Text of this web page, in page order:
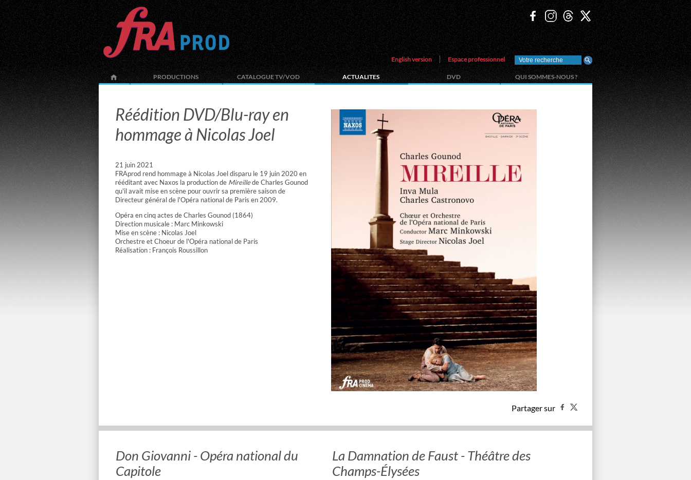
English version Espace professionnel
PRODUCTIONS CATALOGUE TV/VOD ACTUALITES DVD QUI SOMMES-NOUS ?
Réédition DVD/Blu-ray en
hommage à Nicolas Joel
21 juin 2021
FRAprod rend hommage à Nicolas Joel disparu le 19 juin 2020 en
rééditant avec Naxos la production de Mireillede Charles Gounod
qu'il avait mise en scène pour ouvrir sa première saison de
Directeur général de l'Opéra national de Paris en 2009.
Opéra en cinq actes de Charles Gounod (1864)
Direction musicale : Marc Minkowski
Mise en scène : Nicolas Joel
Orchestre et Choeur de l'Opéra national de Paris
Réalisation : François Roussillon
Partager sur
Don Giovanni - Opéra national du
Capitole
La Damnation de Faust - Théâtre des
Champs-Élysées